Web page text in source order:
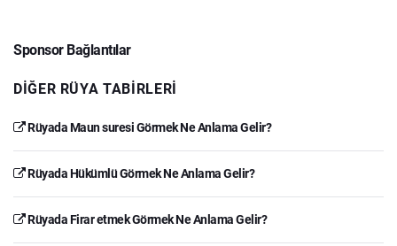
Sponsor Bağlantılar
DIĞER RÜYA TABIRLERI
Rüyada Maun suresi Görmek Ne Anlama Gelir?
Rüyada Hükümlü Görmek Ne Anlama Gelir?
Rüyada Firar etmek Görmek Ne Anlama Gelir?